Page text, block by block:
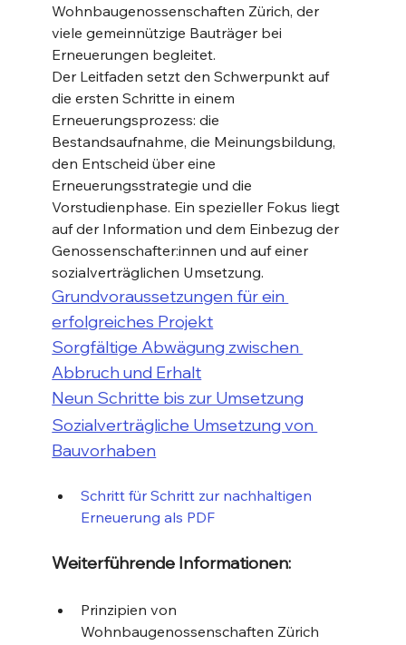
Wohnbaugenossenschaften Zürich, der
viele gemeinnützige Bauträger bei
Erneuerungen begleitet.
Der Leitfaden setzt den Schwerpunkt auf
die ersten Schritte in einem
Erneuerungsprozess: die
Bestandsaufnahme, die Meinungsbildung,
den Entscheid über eine
Erneuerungsstrategie und die
Vorstudienphase. Ein spezieller Fokus liegt
auf der Information und dem Einbezug der
Genossenschafter:innen und auf einer
sozialverträglichen Umsetzung.
Grundvoraussetzungen für ein
erfolgreiches Projekt
Sorgfältige Abwägung zwischen
Abbruch und Erhalt
Neun Schritte bis zur Umsetzung
Sozialverträgliche Umsetzung von
Bauvorhaben
Schritt für Schritt zur nachhaltigen
Erneuerung als PDF
Weiterführende Informationen:
Prinzipien von
Wohnbaugenossenschaften Zürich